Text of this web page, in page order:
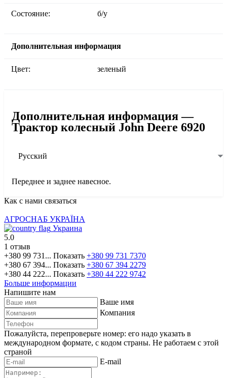
Состояние: б/у
Дополнительная информация
Цвет: зеленый
Дополнительная информация —
Трактор колесный John Deere 6920
Русский
Переднее и заднее навесное.
Как с нами связаться
АГРОСНАБ УКРАЇНА
Украина
5.0
1 отзыв
+380 99 731... Показать +380 99 731 7370
+380 67 394... Показать +380 67 394 2279
+380 44 222... Показать +380 44 222 9742
Больше информации
Напишите нам
Ваше имя
Компания
Пожалуйста, перепроверьте номер: его надо указать в
международном формате, с кодом страны. Не работаем с этой
страной
E-mail